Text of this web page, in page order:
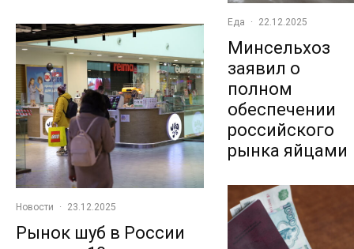
Новости · 23.12.2025
Рынок шуб в России
Еда · 22.12.2025
Минсельхоз
заявил о
полном
обеспечении
российского
рынка яйцами